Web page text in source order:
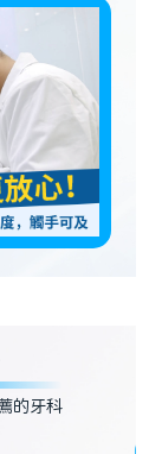
的牙科